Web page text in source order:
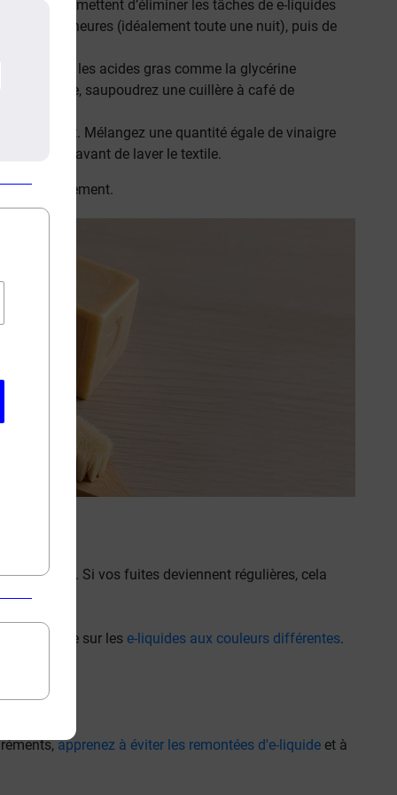
permettent d’éliminer les tâches de e-liquides
plusieurs heures (idéalement toute une nuit), puis de
les acides gras comme la glycérine
sur la tâche, saupoudrez une cuillère à café de
détachant. Mélangez une quantité égale de vinaigre
ou frottez avant de laver le textile.
d'ameublement.
Si vos fuites deviennent régulières, cela
article sur les e-liquides aux couleurs différentes.
apprenez à éviter les remontées d'e-liquide et à